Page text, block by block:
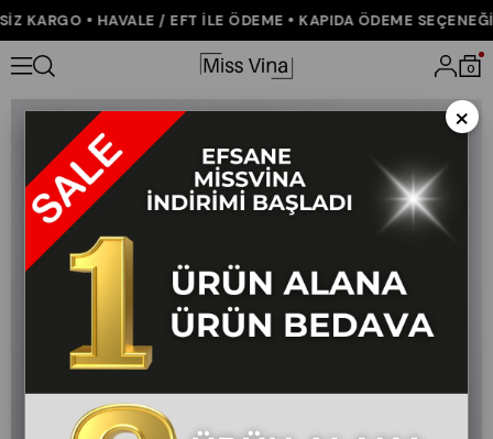
KARGO • HAVALE / EFT İLE ÖDEME • KAPIDA ÖDEME SEÇENEĞİ
0
Anasayfa ÇOK SATANLAR Roselle Kemerli Kapri Pantolon
×